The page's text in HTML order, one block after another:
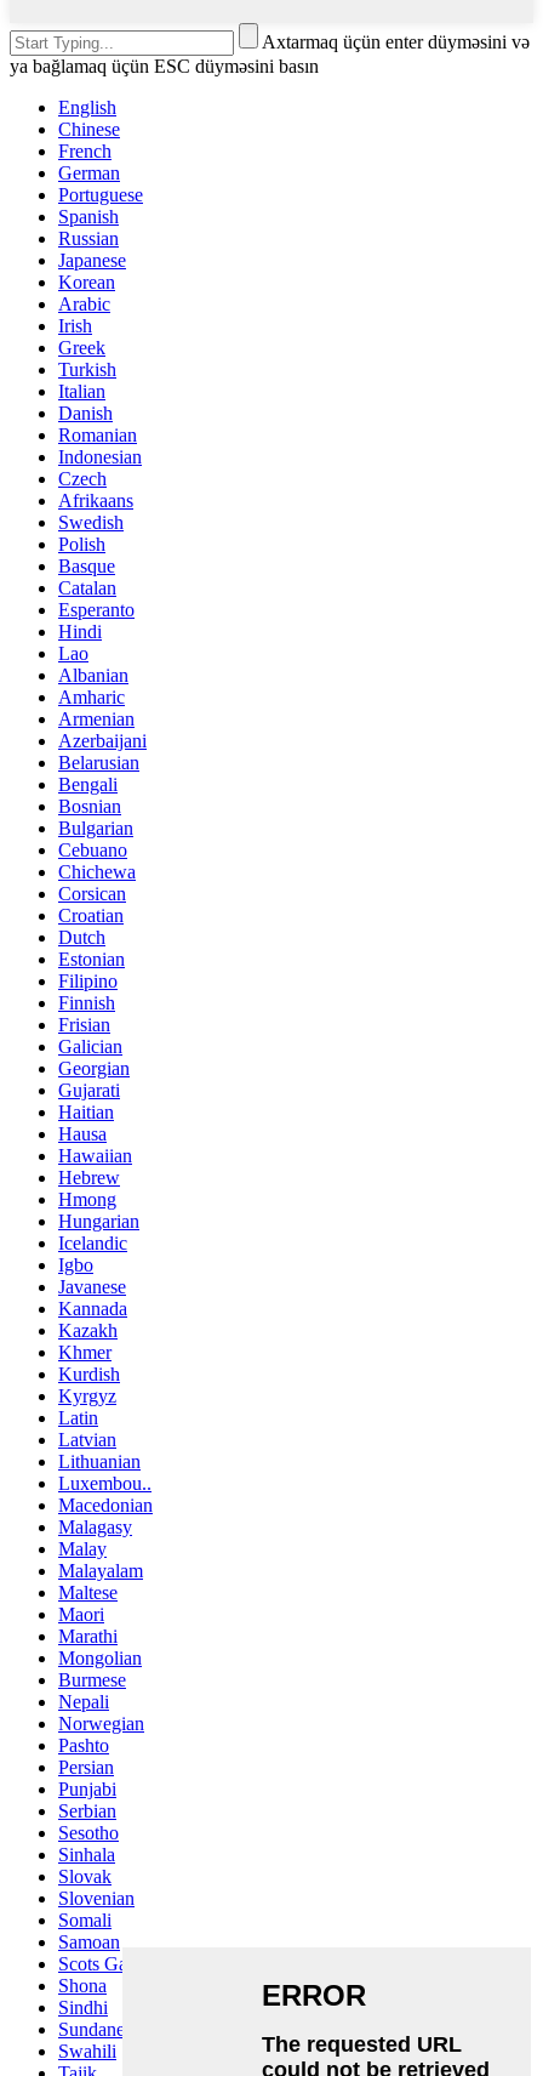
Axtarmaq üçün enter düyməsini və
ya bağlamaq üçün ESC düyməsini basın
English
Chinese
French
German
Portuguese
Spanish
Russian
Japanese
Korean
Arabic
Irish
Greek
Turkish
Italian
Danish
Romanian
Indonesian
Czech
Afrikaans
Swedish
Polish
Basque
Catalan
Esperanto
Hindi
Lao
Albanian
Amharic
Armenian
Azerbaijani
Belarusian
Bengali
Bosnian
Bulgarian
Cebuano
Chichewa
Corsican
Croatian
Dutch
Estonian
Filipino
Finnish
Frisian
Galician
Georgian
Gujarati
Haitian
Hausa
Hawaiian
Hebrew
Hmong
Hungarian
Icelandic
Igbo
Javanese
Kannada
Kazakh
Khmer
Kurdish
Kyrgyz
Latin
Latvian
Lithuanian
Luxembou..
Macedonian
Malagasy
Malay
Malayalam
Maltese
Maori
Marathi
Mongolian
Burmese
Nepali
Norwegian
Pashto
Persian
Punjabi
Serbian
Sesotho
Sinhala
Slovak
Slovenian
Somali
Samoan
Scots Gaelic
Shona
Sindhi
Sundanese
Swahili